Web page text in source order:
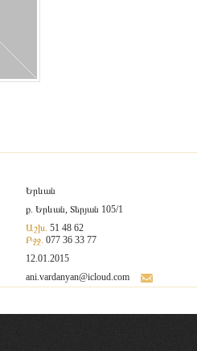
Երևան
ք. Երևան, Տերյան 105/1
Աշխ. 51 48 62
Բջջ. 077 36 33 77
12.01.2015
ani.vardanyan@icloud.com